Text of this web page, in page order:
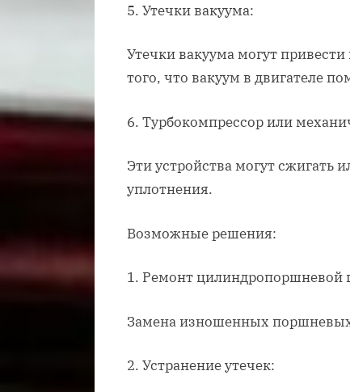
5. Утечки вакуума:
Утечки вакуума могут
того, что вакуум в двигателе
6. Турбокомпрессор или
Эти устройства могут сжигать
уплотнения.
Возможные решения:
1. Ремонт цилиндропоршневой
Замена изношенных
2. Устранение утечек: